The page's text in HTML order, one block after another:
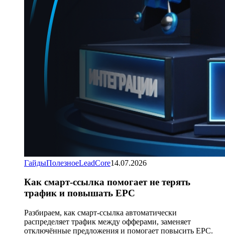
ГайдыПолезноеLeadCore14.07.2026
Как смарт-ссылка помогает не терять
трафик и повышать EPC
Разбираем, как смарт-ссылка автоматически
распределяет трафик между офферами, заменяет
отключённые предложения и помогает повысить EPC.